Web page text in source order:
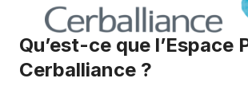
Qu’est-ce que l’Espace
Cerballiance ?